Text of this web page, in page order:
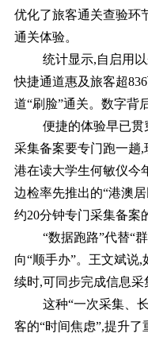
优化了旅客通关查验环
通关体验。
统计显示,自启用
快捷通道惠及旅客超
道“刷脸”通关。数字背
便捷的体验早已贯
采集备案要专门跑一趟
港在读大学生何敏仪今
边检率先推出的“港澳
约20分钟专门采集备案
“数据跑路”代替“
向“顺手办”。王文斌说
续时,可同步完成信息采
这种“一次采集、
客的“时间焦虑”,提升